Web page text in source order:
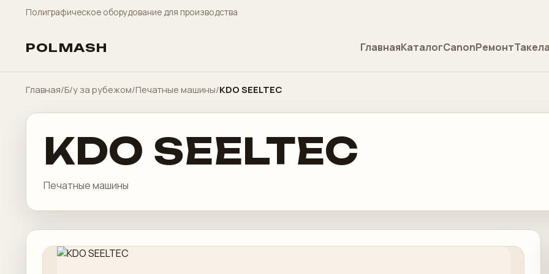
Полиграфическое оборудование для производства
POLMASH ГлавнаяКаталогCanonРемонт
Главная/Б/у за рубежом/Печатные машины/KDO SEELTEC
KDO SEELTEC
Печатные машины